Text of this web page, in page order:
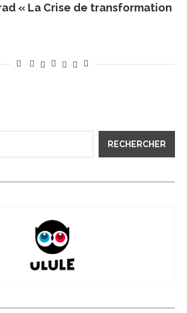
« La Crise de transformation
RECHERCHER